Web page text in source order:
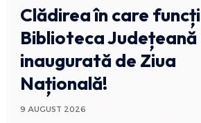
Clădirea în care
Biblioteca Județeană
inaugurată de Ziua
Națională!
9 AUGUST 2026